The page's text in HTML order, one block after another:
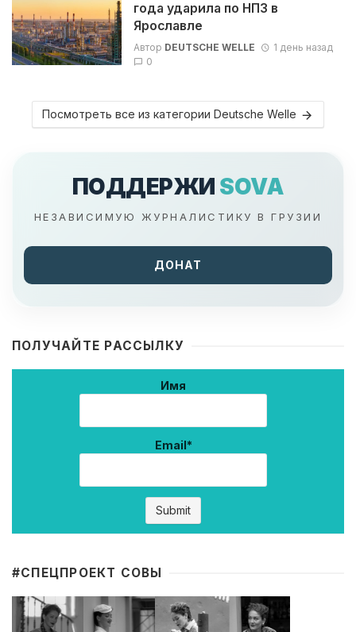
года ударила по НПЗ в
Ярославле
Автор DEUTSCHE WELLE
1 день назад
0
Посмотреть все из категории Deutsche Welle
ПОДДЕРЖИ SOVA
НЕЗАВИСИМУЮ ЖУРНАЛИСТИКУ В ГРУЗИИ
ДОНАТ
ПОЛУЧАЙТЕ РАССЫЛКУ
Имя
Email*
#CПЕЦПРОЕКТ СОВЫ